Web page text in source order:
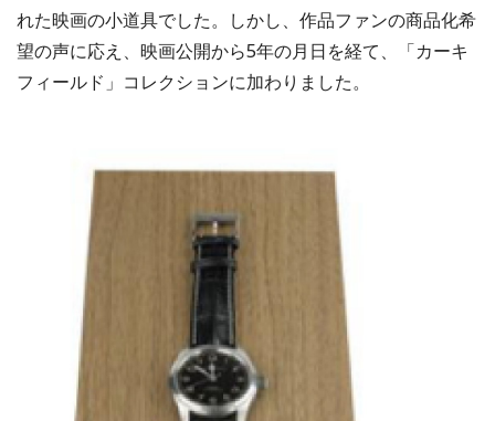
れた映画の小道具でした。しかし、作品ファンの商品化希
望の声に応え、映画公開から5年の月日を経て、「カーキ
フィールド」コレクションに加わりました。